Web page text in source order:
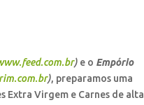
) e o Empório
), preparamos uma
Extra Virgem e Carnes de alta